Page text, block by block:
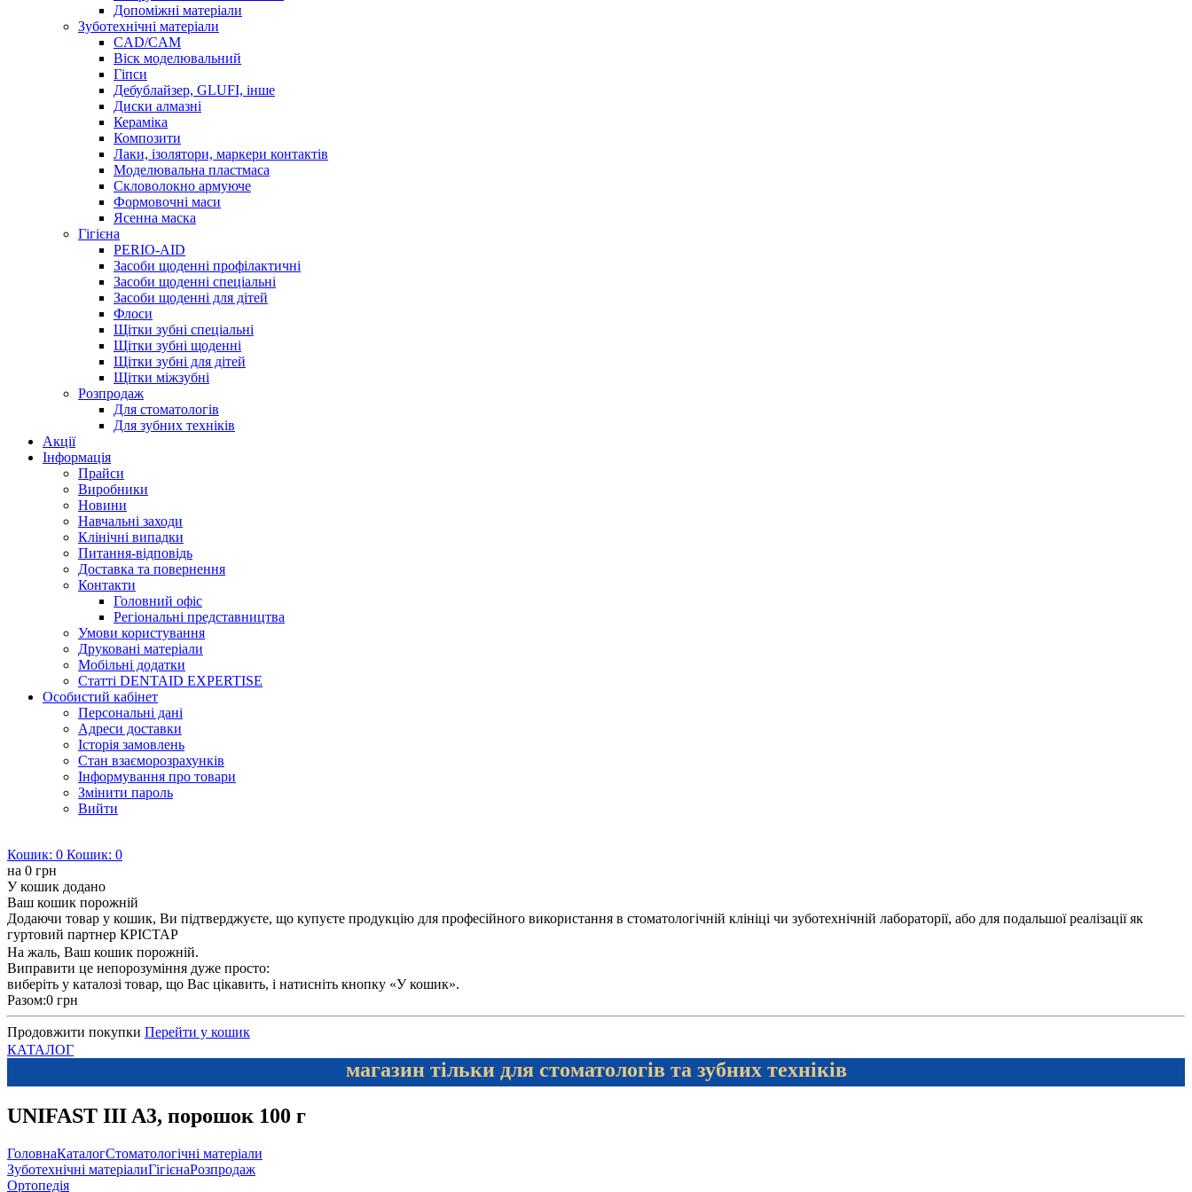
Допоміжні матеріали
Зуботехнічні матеріали
CAD/CAM
Віск моделювальний
Гіпси
Дебублайзер, GLUFI, інше
Диски алмазні
Кераміка
Композити
Лаки, ізолятори, маркери контактів
Моделювальна пластмаса
Скловолокно армуюче
Формовочні маси
Ясенна маска
Гігієна
PERIO-AID
Засоби щоденні профілактичні
Засоби щоденні спеціальні
Засоби щоденні для дітей
Флоси
Щітки зубні спеціальні
Щітки зубні щоденні
Щітки зубні для дітей
Щітки міжзубні
Розпродаж
Для стоматологів
Для зубних техніків
Акції
Інформація
Прайси
Виробники
Новини
Навчальні заходи
Клінічні випадки
Питання-відповідь
Доставка та повернення
Контакти
Головний офіс
Регіональні представництва
Умови користування
Друковані матеріали
Мобільні додатки
Статті DENTAID EXPERTISE
Особистий кабінет
Персональні дані
Адреси доставки
Історія замовлень
Стан взаєморозрахунків
Інформування про товари
Змінити пароль
Вийти
Кошик: 0 Кошик: 0
на 0 грн
У кошик додано
Ваш кошик порожній
Додаючи товар у кошик, Ви підтверджуєте, що купуєте продукцію для професійного використання в стоматологічній клініці чи зуботехнічній лабораторії, або для подальшої реалізації як
гуртовий партнер КРІСТАР
На жаль, Ваш кошик порожній.
Виправити це непорозуміння дуже просто:
виберіть у каталозі товар, що Вас цікавить, і натисніть кнопку «У кошик».
Разом:0 грн
Продовжити покупки Перейти у кошик
КАТАЛОГ
магазин тільки для стоматологів та зубних техніків
UNIFAST III A3, порошок 100 г
ГоловнаКаталогСтоматологічні матеріали
Зуботехнічні матеріалиГігієнаРозпродаж
Ортопедія